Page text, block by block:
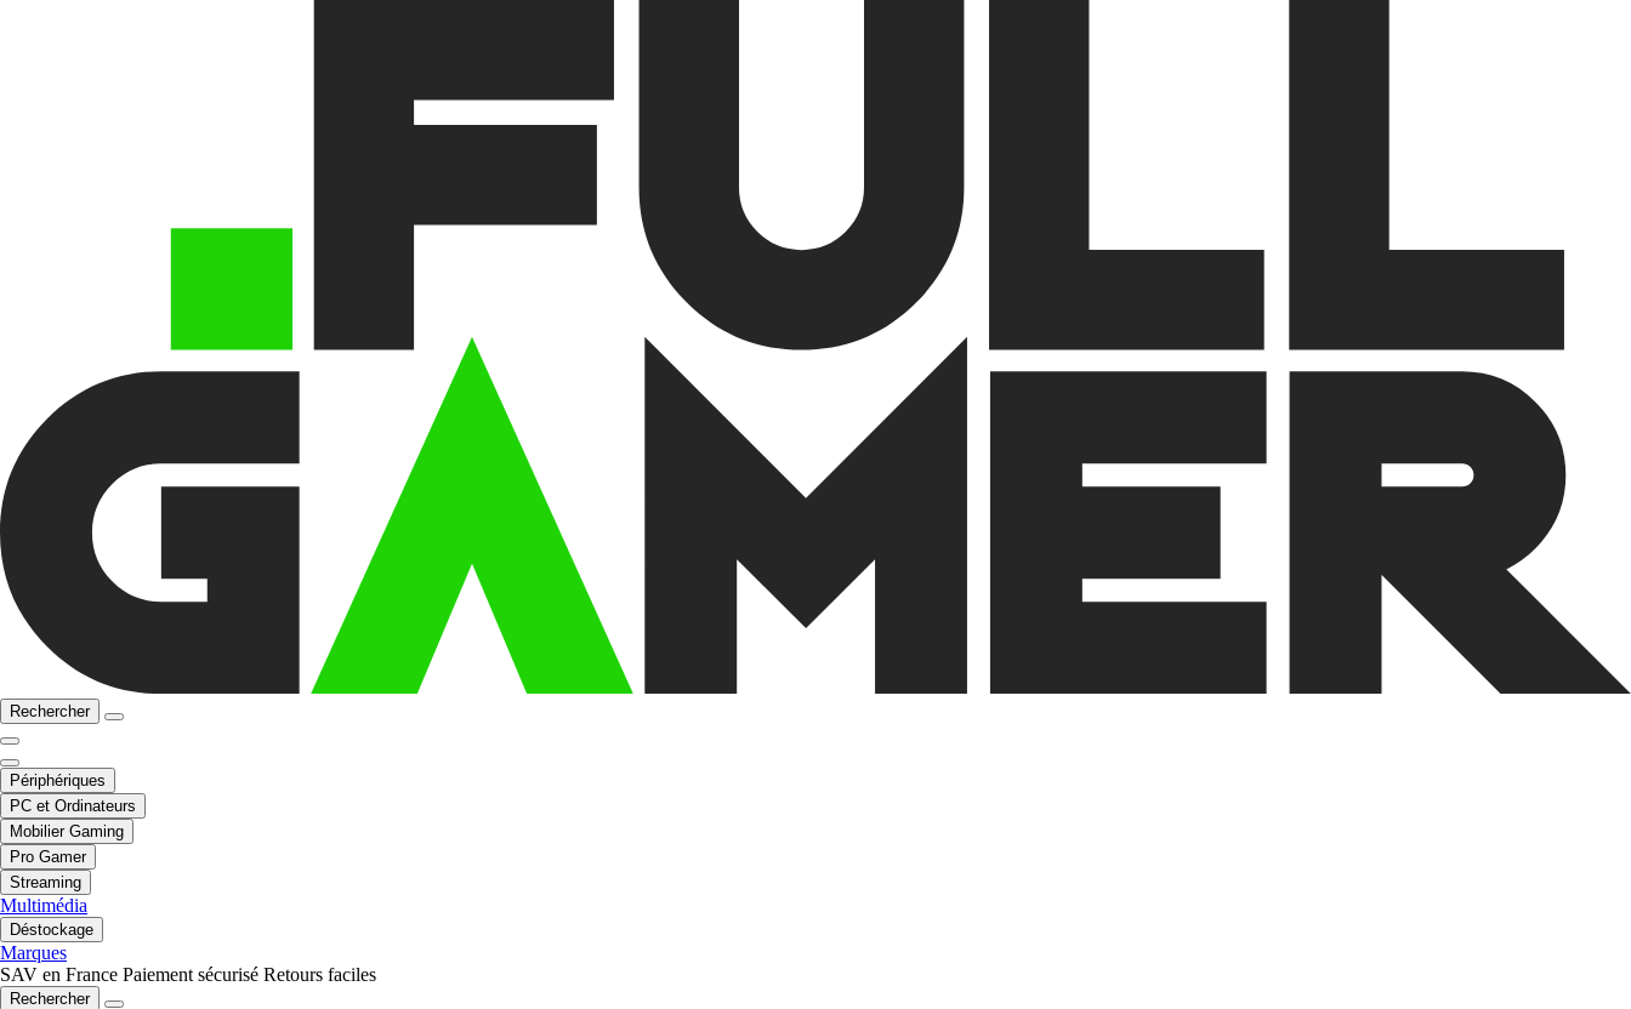
Rechercher
Périphériques
PC et Ordinateurs
Mobilier Gaming
Pro Gamer
Streaming
Multimédia
Déstockage
Marques
SAV en France Paiement sécurisé Retours faciles
Rechercher